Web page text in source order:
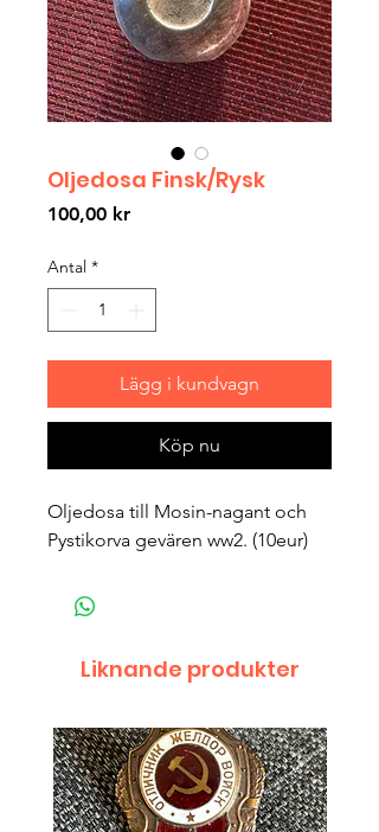
Oljedosa Finsk/Rysk
100,00 krPris
Antal *
Lägg i kundvagn
Köp nu
Oljedosa till Mosin-nagant och
Pystikorva gevären ww2. (10eur)
Liknande produkter